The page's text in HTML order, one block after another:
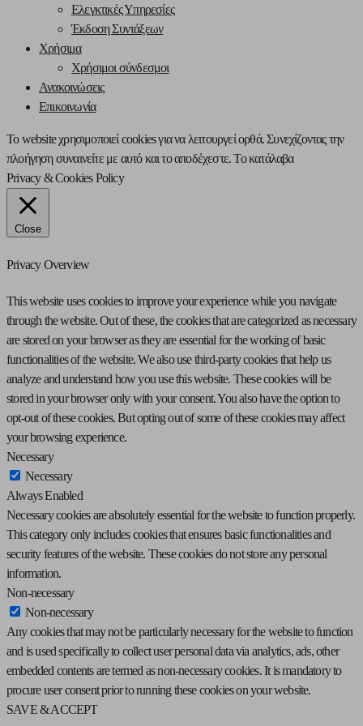
Ελεγκτικές Υπηρεσίες
Έκδοση Συντάξεων
Χρήσιμα
Χρήσιμοι σύνδεσμοι
Ανακοινώσεις
Επικοινωνία
Το website χρησιμοποιεί cookies για να λειτουργεί ορθά. Συνεχίζοντας την
πλοήγηση συναινείτε με αυτό και το αποδέχεστε.Το κατάλαβα
Privacy & Cookies Policy
Close
Privacy Overview
This website uses cookies to improve your experience while you navigate
through the website. Out of these, the cookies that are categorized as necessary
are stored on your browser as they are essential for the working of basic
functionalities of the website. We also use third-party cookies that help us
analyze and understand how you use this website. These cookies will be
stored in your browser only with your consent. You also have the option to
opt-out of these cookies. But opting out of some of these cookies may affect
your browsing experience.
Necessary
Necessary
Always Enabled
Necessary cookies are absolutely essential for the website to function properly.
This category only includes cookies that ensures basic functionalities and
security features of the website. These cookies do not store any personal
information.
Non-necessary
Non-necessary
Any cookies that may not be particularly necessary for the website to function
and is used specifically to collect user personal data via analytics, ads, other
embedded contents are termed as non-necessary cookies. It is mandatory to
procure user consent prior to running these cookies on your website.
SAVE & ACCEPT